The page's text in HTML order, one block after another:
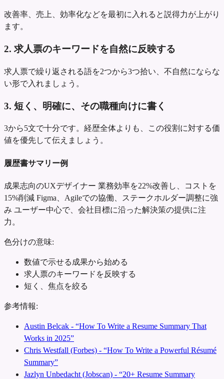
改善率、売上、効率化などを最初に入れると説得力が上がり
ます。
2. 求人票のキーワードを自然に反映する
求人票で繰り返される語を2つから3つ拾い、不自然にならな
い形で入れましょう。
3. 短く、明確に、その職種向けに書く
3から5文で十分です。経歴全体よりも、この役割に対する価
値を優先して伝えましょう。
履歴書サマリー例
成果志向のUXデザイナー 業務効率を22%改善し、コストを
15%削減 Figma、Agileでの協働、ステークホルダー調整に強
み ユーザー中心で、会社目標に沿った解決策の提供に注
力。
色分けの意味:
数値で示せる成果から始める
求人票のキーワードを反映する
短く、焦点を絞る
参考情報:
Austin Belcak - “How To Write a Resume Summary That
Works in 2025”
Chris Westfall (Forbes) - “How To Write a Powerful Résumé
Summary”
Jazlyn Unbedacht (Jobscan) - “20+ Resume Summary